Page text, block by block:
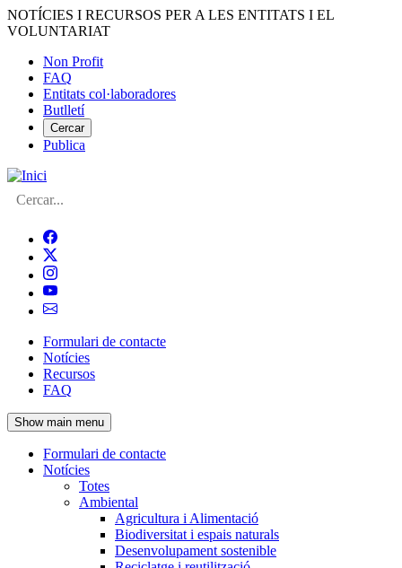
Vés
al
NOTÍCIES I RECURSOS PER A LES ENTITATS I EL
VOLUNTARIAT
Menú
del
compte
d'usuari
Non Profit
FAQ
Entitats col·laboradores
Butlletí
Cercar
Publica
Cerca
Navegació
principal
de
l'encapçalament
Formulari de contacte
Notícies
Recursos
FAQ
Show main menu
Navegació
principal
Formulari de contacte
Notícies
Totes
Ambiental
Agricultura i Alimentació
Biodiversitat i espais naturals
Desenvolupament sostenible